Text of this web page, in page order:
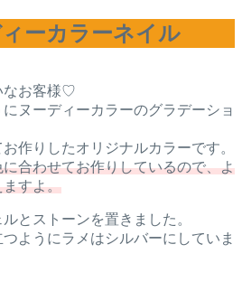
ーカラーネイル
なお客様♡
ヌーディーカラーのグラデーショ
作りしたオリジナルカラーです。
合わせてお作りしているので、よ
ますよ。
とストーンを置きました。
ようにラメはシルバーにしていま